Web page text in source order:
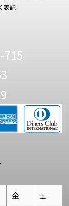
表記
715
金 土